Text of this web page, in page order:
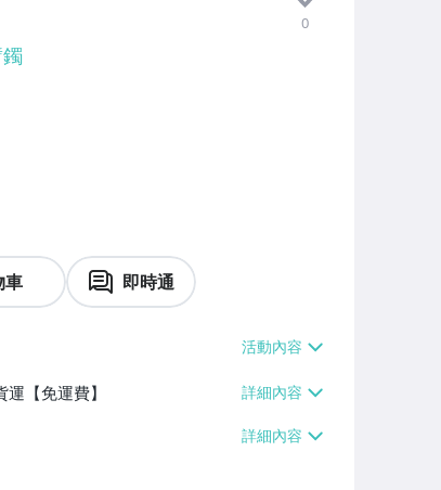
0
車 即時通
【免運費】